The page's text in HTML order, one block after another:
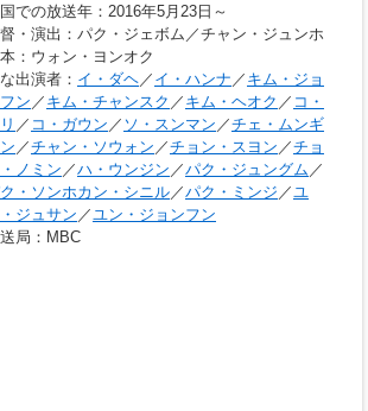
での放送年 ：2016年5月23日～
・演出 ：パク・ジェボム／チャン・ジュンホ
：ウォン・ヨンオク
出演者 ： イ・ダヘ／ イ・ハンナ ／ キム・ジョ
ン ／ キム・チャンスク ／ キム・ヘオク ／ コ・
／ コ・ガウン ／ ソ・スンマン ／チェ・ムンギ
／チャン・ソウォン ／チョン・スヨン ／チョ
ノミン ／ハ・ウンジン ／パク・ジュングム ／
・ソンホカン・シニル／パク・ミンジ ／ユ
ジュサン／ユン・ジョンフン
局 ：MBC